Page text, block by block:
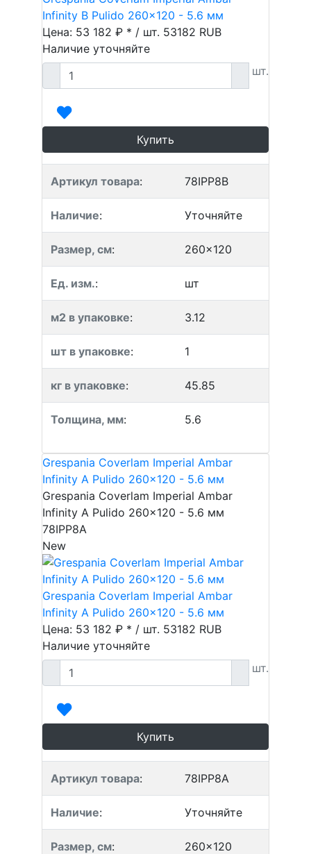
Infinity B Pulido 260x120 - 5.6 мм
Цена: 53 182 ₽ * / шт. 53182 RUB
Наличие уточняйте
шт.
Купить
Артикул товара: 78IPP8B
Наличие: Уточняйте
Размер, см: 260x120
Ед. изм.: шт
м2 в упаковке: 3.12
шт в упаковке: 1
кг в упаковке: 45.85
Толщина, мм: 5.6
Grespania Coverlam Imperial Ambar
Infinity A Pulido 260x120 - 5.6 мм
Grespania Coverlam Imperial Ambar
Infinity A Pulido 260x120 - 5.6 мм
78IPP8A
New
Grespania Coverlam Imperial Ambar
Infinity A Pulido 260x120 - 5.6 мм
Цена: 53 182 ₽ * / шт. 53182 RUB
Наличие уточняйте
шт.
Купить
Артикул товара: 78IPP8A
Наличие: Уточняйте
Размер, см: 260x120